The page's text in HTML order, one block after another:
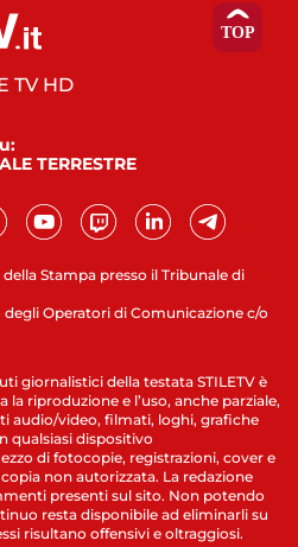
Stampa presso il Tribunale di
Operatori di Comunicazione c/o
TV HD
TERRESTRE
giornalistici della testata STILETV è
la riproduzione e l’uso, anche parziale,
audio/video, filmati, loghi, grafiche
qualsiasi dispositivo
di fotocopie, registrazioni, cover e
non autorizzata. La redazione
presenti sul sito. Non potendo
resta disponibile ad eliminarli su
risultano offensivi e oltraggiosi.